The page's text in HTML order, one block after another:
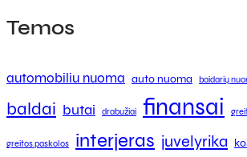
Temos
automobiliu nuoma auto nuoma baidarių
baldai butai drabužiai finansai
greitos paskolos interjeras juvelyrika